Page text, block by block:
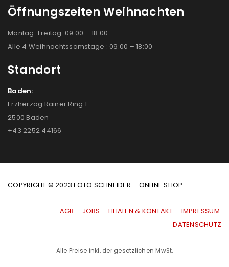
Öffnungszeiten Weihnachten
Montag-Freitag: 09:00 – 18:00
Alle 4 Weihnachtssamstage : 09:00 – 18:00
Standort
Baden:
Erzherzog Rainer Ring 1
2500 Baden
+43 2252 44166
COPYRIGHT © 2023 FOTO SCHNEIDER – ONLINE SHOP
AGB JOBS FILIALEN & KONTAKT
IMPRESSUM
|DATENSCHUTZ
Alle Preise inkl. der gesetzlichen MwSt.